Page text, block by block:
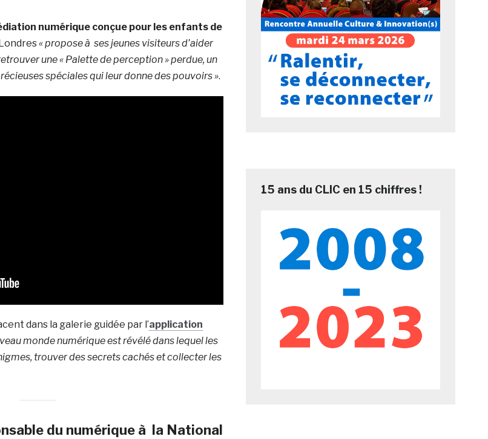
numérique conçue pour les enfants de
« propose à ses jeunes visiteurs d’aider
une « Palette de perception » perdue, un
spéciales qui leur donne des pouvoirs ».
dans la galerie guidée par l’application
monde numérique est révélé dans lequel les
trouver des secrets cachés et collecter les
du numérique à la National
15 ans du CLIC en 15 chiffres !